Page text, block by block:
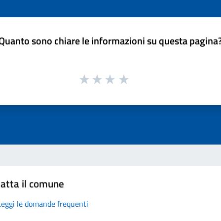
sono chiare le informazioni su questa
il comune
le domande frequenti